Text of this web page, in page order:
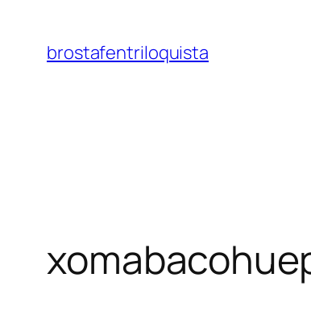
contenido
brostafentriloquista